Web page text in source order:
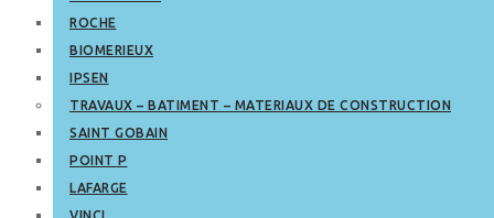
ROCHE
BIOMERIEUX
IPSEN
TRAVAUX – BATIMENT – MATERIAUX DE CONSTRUCTION
SAINT GOBAIN
POINT P
LAFARGE